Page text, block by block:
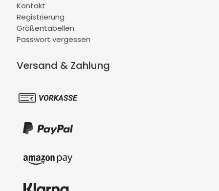
Kontakt
Registrierung
Größentabellen
Passwort vergessen
Versand & Zahlung